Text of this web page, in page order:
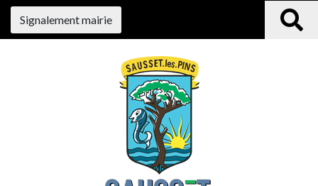
Signalement mairie